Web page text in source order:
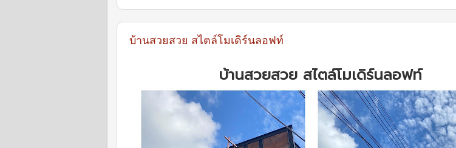
บ้านสวยสวย สไตล์โมเดิร์นลอฟท์
บ้านสวยสวย สไตล์โมเดิร์นลอฟท์